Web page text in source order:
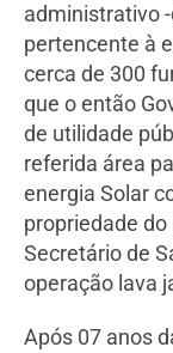
administrativo
pertencente à
cerca de 300
que o então
de utilidade
referida área
energia Solar
propriedade
Secretário de
operação lava
Após 07 anos